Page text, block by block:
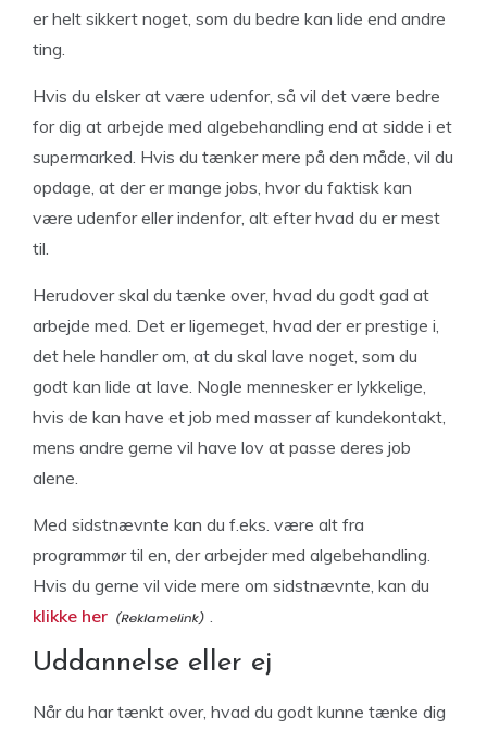
er helt sikkert noget, som du bedre kan lide end andre
ting.
Hvis du elsker at være udenfor, så vil det være bedre
for dig at arbejde med algebehandling end at sidde i et
supermarked. Hvis du tænker mere på den måde, vil du
opdage, at der er mange jobs, hvor du faktisk kan
være udenfor eller indenfor, alt efter hvad du er mest
til.
Herudover skal du tænke over, hvad du godt gad at
arbejde med. Det er ligemeget, hvad der er prestige i,
det hele handler om, at du skal lave noget, som du
godt kan lide at lave. Nogle mennesker er lykkelige,
hvis de kan have et job med masser af kundekontakt,
mens andre gerne vil have lov at passe deres job
alene.
Med sidstnævnte kan du f.eks. være alt fra
programmør til en, der arbejder med algebehandling.
Hvis du gerne vil vide mere om sidstnævnte, kan du
klikke her
.
Uddannelse eller ej
Når du har tænkt over, hvad du godt kunne tænke dig